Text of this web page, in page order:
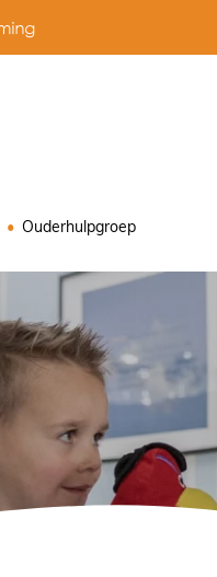
Ouderhulpgroep